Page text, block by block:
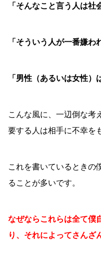
「そんなこと言う人は社
「そういう人が一番嫌わ
「男性（あるいは女性）
こんな風に、一辺倒な考
要する人は相手に不幸を
これを書いているときの
ることが多いです。
なぜならこれらは全て僕
り、それによってさんざ